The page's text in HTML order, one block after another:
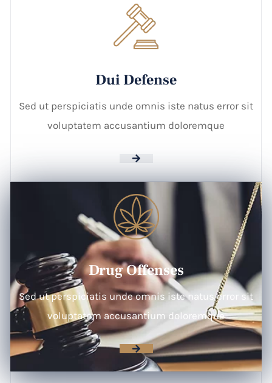
Dui Defense
Sed ut perspiciatis unde omnis iste natus error sit
voluptatem accusantium doloremque
Drug Offenses
Sed ut perspiciatis unde omnis iste natus error sit
voluptatem accusantium doloremque